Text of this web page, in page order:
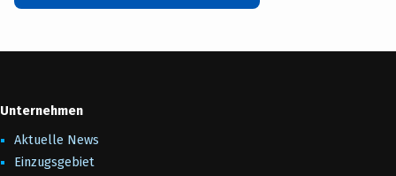
Unternehmen
Aktuelle News
Einzugsgebiet